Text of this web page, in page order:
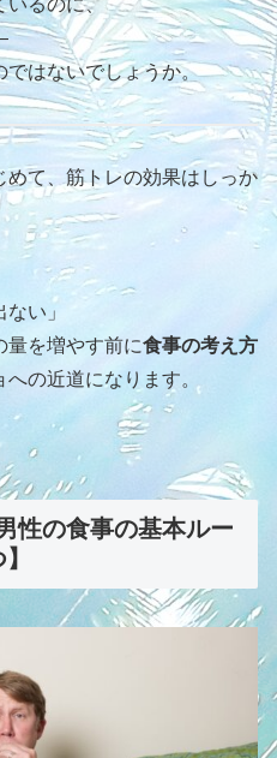
いるのに、
ではないでしょうか。
て、筋トレの効果はしっか
い」
量を増やす前に食事の考え方
の近道になります。
性の食事の基本ルー